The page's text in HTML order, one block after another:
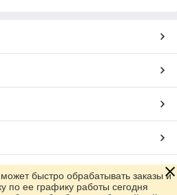
быстро обрабатывать заказы и
по ее графику работы сегодня